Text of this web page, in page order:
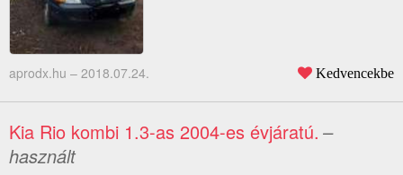
aprodx.hu – 2018.07.24. Kedvencekbe
Kia Rio kombi 1.3-as 2004-es évjáratú. –
használt